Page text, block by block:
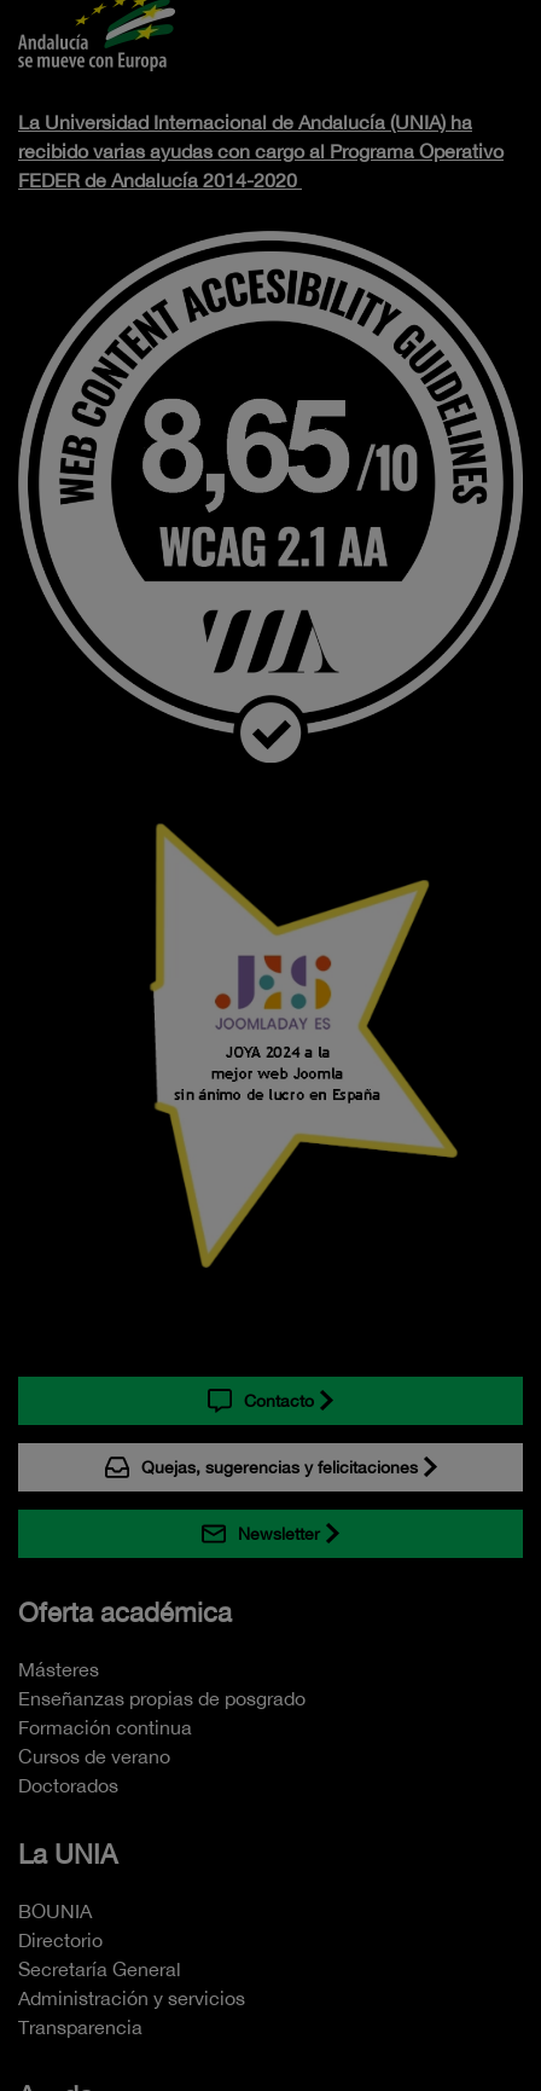
La Universidad Internacional de Andalucía (UNIA) ha
recibido varias ayudas con cargo al Programa Operativo
FEDER de Andalucía 2014-2020
Contacto
Quejas, sugerencias y felicitaciones
Newsletter
Oferta académica
Másteres
Enseñanzas propias de posgrado
Formación continua
Cursos de verano
Doctorados
La UNIA
BOUNIA
Directorio
Secretaría General
Administración y servicios
Transparencia